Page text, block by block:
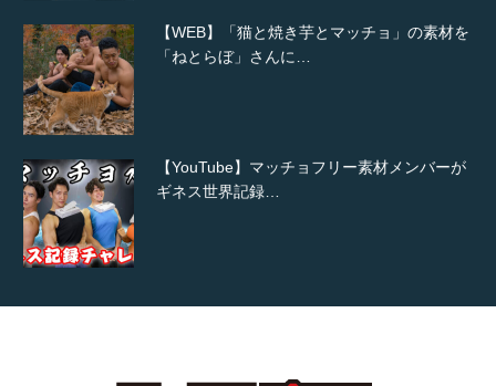
【WEB】「猫と焼き芋とマッチョ」の素材を
「ねとらぼ」さんに…
【YouTube】マッチョフリー素材メンバーが
ギネス世界記録…